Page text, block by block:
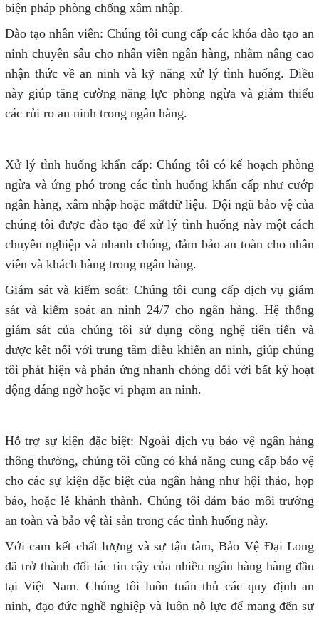
biện pháp phòng chống xâm nhập.
Đào tạo nhân viên: Chúng tôi cung cấp các khóa đào tạo an
ninh chuyên sâu cho nhân viên ngân hàng, nhằm nâng cao
nhận thức về an ninh và kỹ năng xử lý tình huống. Điều
này giúp tăng cường năng lực phòng ngừa và giảm thiểu
các rủi ro an ninh trong ngân hàng.
Xử lý tình huống khẩn cấp: Chúng tôi có kế hoạch phòng
ngừa và ứng phó trong các tình huống khẩn cấp như cướp
ngân hàng, xâm nhập hoặc mấtdữ liệu. Đội ngũ bảo vệ của
chúng tôi được đào tạo để xử lý tình huống này một cách
chuyên nghiệp và nhanh chóng, đảm bảo an toàn cho nhân
viên và khách hàng trong ngân hàng.
Giám sát và kiểm soát: Chúng tôi cung cấp dịch vụ giám
sát và kiểm soát an ninh 24/7 cho ngân hàng. Hệ thống
giám sát của chúng tôi sử dụng công nghệ tiên tiến và
được kết nối với trung tâm điều khiển an ninh, giúp chúng
tôi phát hiện và phản ứng nhanh chóng đối với bất kỳ hoạt
động đáng ngờ hoặc vi phạm an ninh.
Hỗ trợ sự kiện đặc biệt: Ngoài dịch vụ bảo vệ ngân hàng
thông thường, chúng tôi cũng có khả năng cung cấp bảo vệ
cho các sự kiện đặc biệt của ngân hàng như hội thảo, họp
báo, hoặc lễ khánh thành. Chúng tôi đảm bảo môi trường
an toàn và bảo vệ tài sản trong các tình huống này.
Với cam kết chất lượng và sự tận tâm, Bảo Vệ Đại Long
đã trở thành đối tác tin cậy của nhiều ngân hàng hàng đầu
tại Việt Nam. Chúng tôi luôn tuân thủ các quy định an
ninh, đạo đức nghề nghiệp và luôn nỗ lực để mang đến sự